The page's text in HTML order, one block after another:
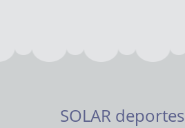
SOLAR deportes